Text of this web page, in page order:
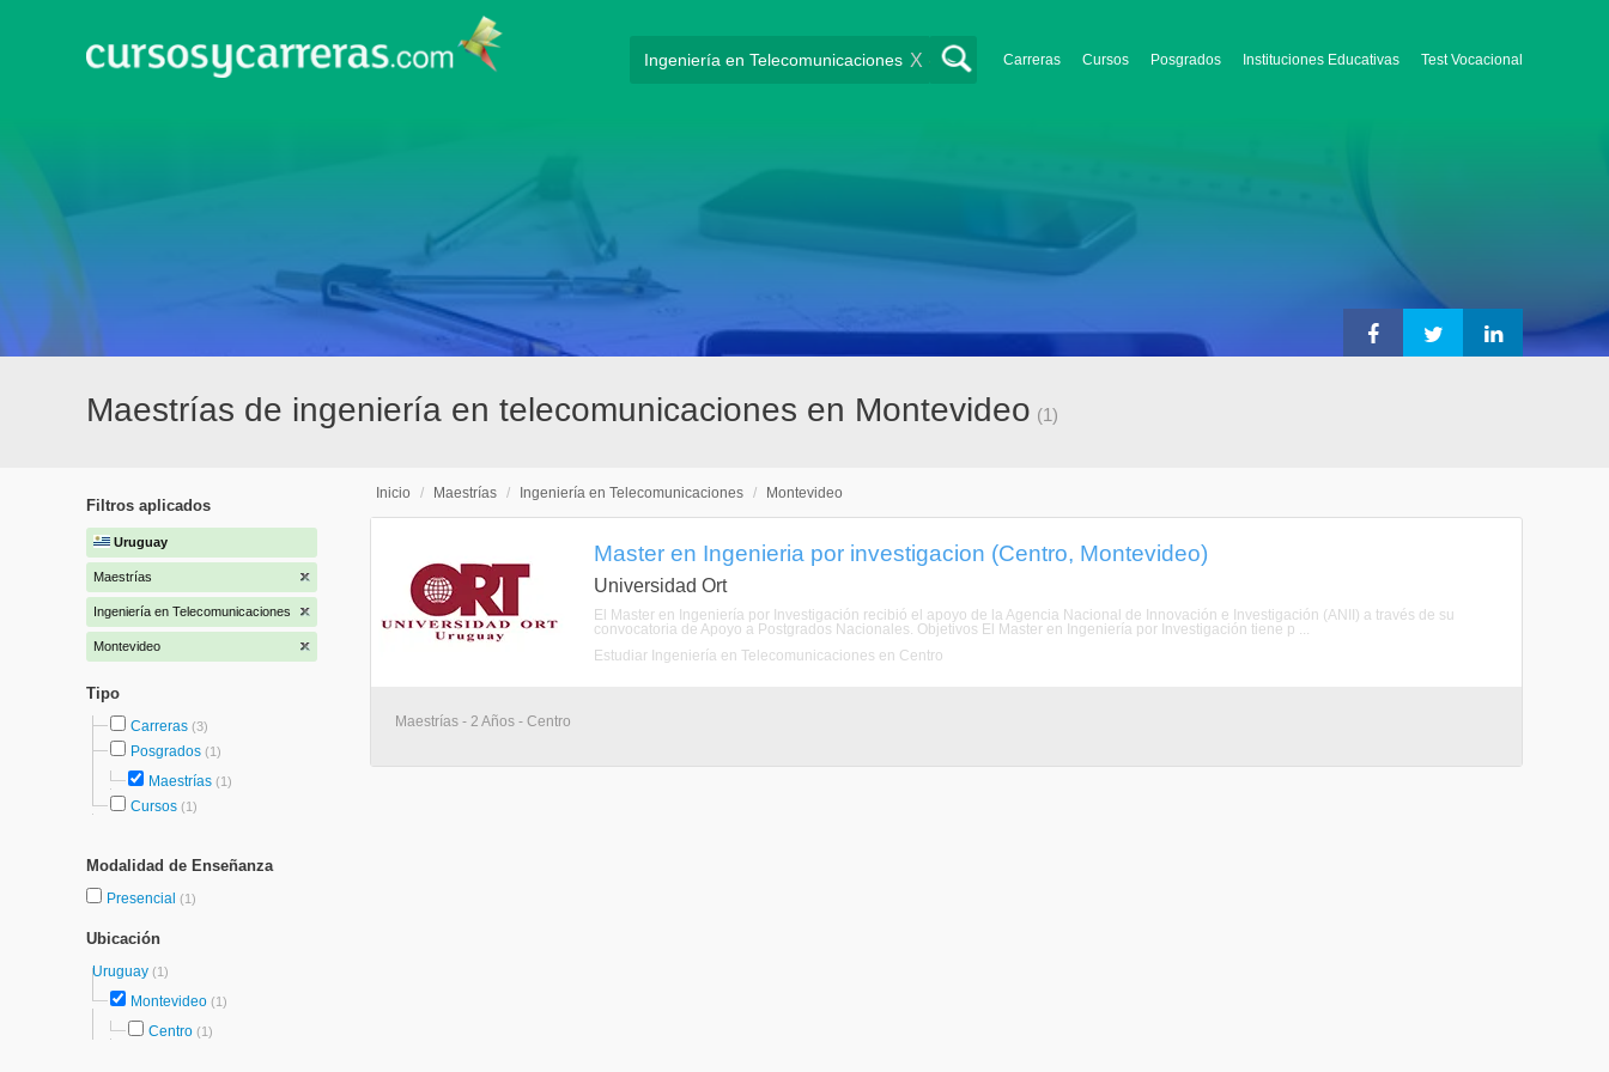
Carreras Cursos Posgrados Instituciones Educativas Test Vocacional
X
Maestrías de ingeniería en telecomunicaciones en Montevideo (1)
Filtros aplicados
Uruguay
Maestrías
Ingeniería en Telecomunicaciones
Montevideo
Tipo
Carreras (3)
Posgrados (1)
Maestrías (1)
Cursos (1)
Modalidad de Enseñanza
Presencial (1)
Ubicación
Uruguay (1)
Montevideo (1)
Centro (1)
Inicio / Maestrías / Ingeniería en Telecomunicaciones / Montevideo
Master en Ingenieria por investigacion (Centro, Montevideo)
Universidad Ort
El Master en Ingeniería por Investigación recibió el apoyo de la Agencia Nacional de Innovación e Investigación (ANII) a través de su
convocatoria de Apoyo a Postgrados Nacionales. Objetivos El Master en Ingeniería por Investigación tiene p ...
Estudiar Ingeniería en Telecomunicaciones en Centro
Maestrías - 2 Años - Centro